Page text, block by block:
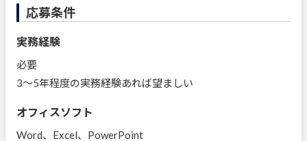
応募条件
実務経験
必要
3～5年程度の実務経験あれば望ましい
オフィスソフト
Word、Excel、PowerPoint